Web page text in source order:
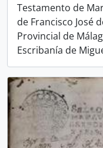
Testamento de
de Francisco José
Provincial de
Escribanía de